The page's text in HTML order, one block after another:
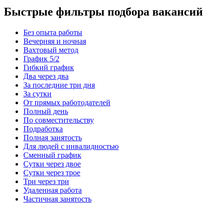
Быстрые фильтры подбора вакансий
Без опыта работы
Вечерняя и ночная
Вахтовый метод
График 5/2
Гибкий график
Два через два
За последние три дня
За сутки
От прямых работодателей
Полный день
По совместительству
Подработка
Полная занятость
Для людей с инвалидностью
Сменный график
Сутки через двое
Сутки через трое
Три через три
Удаленная работа
Частичная занятость